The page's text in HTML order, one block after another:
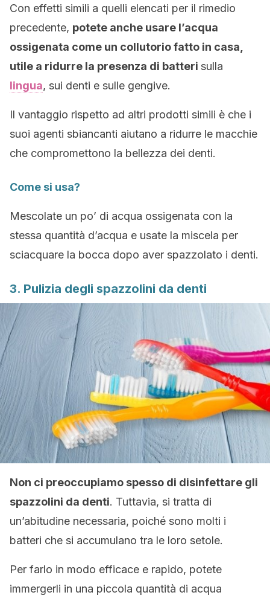
Con effetti simili a quelli elencati per il rimedio
precedente, potete anche usare l’acqua
ossigenata come un collutorio fatto in casa,
utile a ridurre la presenza di batteri sulla
lingua, sui denti e sulle gengive.
Il vantaggio rispetto ad altri prodotti simili è che i
suoi agenti sbiancanti aiutano a ridurre le macchie
che compromettono la bellezza dei denti.
Come si usa?
Mescolate un po’ di acqua ossigenata con la
stessa quantità d’acqua e usate la miscela per
sciacquare la bocca dopo aver spazzolato i denti.
3. Pulizia degli spazzolini da denti
Non ci preoccupiamo spesso di disinfettare gli
spazzolini da denti. Tuttavia, si tratta di
un’abitudine necessaria, poiché sono molti i
batteri che si accumulano tra le loro setole.
Per farlo in modo efficace e rapido, potete
immergerli in una piccola quantità di acqua